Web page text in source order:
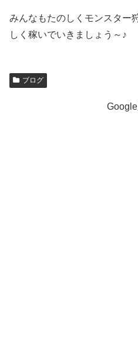
みんなもたのしくモンスター
しく稼いでいきましょう～♪
ブログ